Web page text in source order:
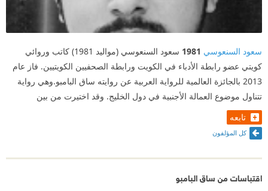
سعود السنعوسي 1981
سعود السنعوسي (مواليد 1981) كاتب وروائي
كويتي عضو رابطة الأدباء في الكويت ورابطة الصحفيين الكويتيين. فاز عام
2013 بالجائزة العالمية للرواية العربية عن روايته ساق البامبو.وهي رواية
تتناول موضوع العمالة الأجنبية في دول الخليج. وقد اختيرت من بين
تابعه
كل المؤلفون
اقتباسات من ساق البامبو